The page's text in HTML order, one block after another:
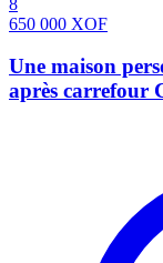
650 000 XOF
Une maison
après carrefour